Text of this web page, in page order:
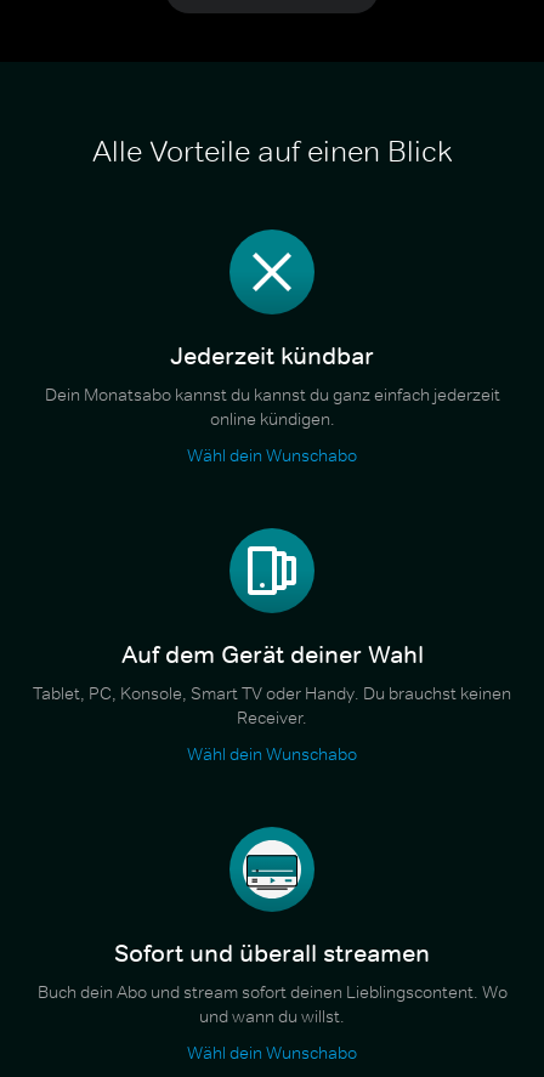
Alle Vorteile auf einen Blick
Jederzeit kündbar
Dein Monatsabo kannst du kannst du ganz einfach jederzeit
online kündigen.
Wähl dein Wunschabo
Auf dem Gerät deiner Wahl
Tablet, PC, Konsole, Smart TV oder Handy. Du brauchst keinen
Receiver.
Wähl dein Wunschabo
Sofort und überall streamen
Buch dein Abo und stream sofort deinen Lieblingscontent. Wo
und wann du willst.
Wähl dein Wunschabo